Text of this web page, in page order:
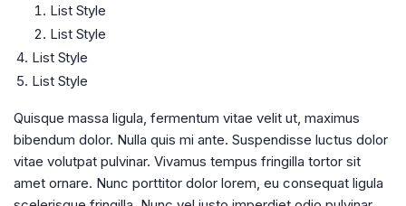
List Style
List Style
List Style
List Style
Quisque massa ligula, fermentum vitae velit ut, maximus
bibendum dolor. Nulla quis mi ante. Suspendisse luctus dolor
vitae volutpat pulvinar. Vivamus tempus fringilla tortor sit
amet ornare. Nunc porttitor dolor lorem, eu consequat ligula